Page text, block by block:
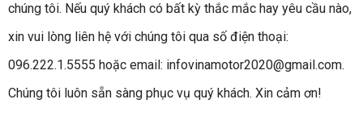
chúng tôi. Nếu quý khách có bất kỳ thắc mắc hay yêu cầu nào,
xin vui lòng liên hệ với chúng tôi qua số điện thoại:
096.222.1.5555 hoặc email: infovinamotor2020@gmail.com.
Chúng tôi luôn sẵn sàng phục vụ quý khách. Xin cảm ơn!